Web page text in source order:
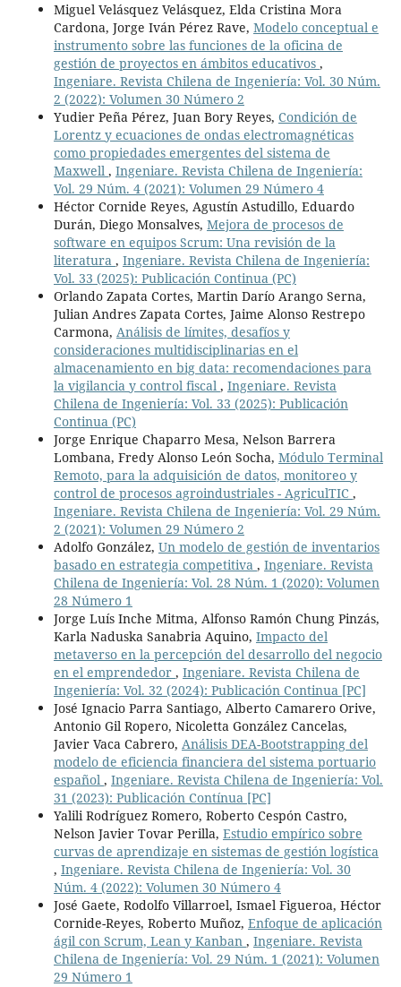
Miguel Velásquez Velásquez, Elda Cristina Mora
Cardona, Jorge Iván Pérez Rave, Modelo conceptual e
instrumento sobre las funciones de la oficina de
gestión de proyectos en ámbitos educativos ,
Ingeniare. Revista Chilena de Ingeniería: Vol. 30 Núm.
2 (2022): Volumen 30 Número 2
Yudier Peña Pérez, Juan Bory Reyes, Condición de
Lorentz y ecuaciones de ondas electromagnéticas
como propiedades emergentes del sistema de
Maxwell , Ingeniare. Revista Chilena de Ingeniería:
Vol. 29 Núm. 4 (2021): Volumen 29 Número 4
Héctor Cornide Reyes, Agustín Astudillo, Eduardo
Durán, Diego Monsalves, Mejora de procesos de
software en equipos Scrum: Una revisión de la
literatura , Ingeniare. Revista Chilena de Ingeniería:
Vol. 33 (2025): Publicación Continua (PC)
Orlando Zapata Cortes, Martin Darío Arango Serna,
Julian Andres Zapata Cortes, Jaime Alonso Restrepo
Carmona, Análisis de límites, desafíos y
consideraciones multidisciplinarias en el
almacenamiento en big data: recomendaciones para
la vigilancia y control fiscal , Ingeniare. Revista
Chilena de Ingeniería: Vol. 33 (2025): Publicación
Continua (PC)
Jorge Enrique Chaparro Mesa, Nelson Barrera
Lombana, Fredy Alonso León Socha, Módulo Terminal
Remoto, para la adquisición de datos, monitoreo y
control de procesos agroindustriales - AgriculTIC ,
Ingeniare. Revista Chilena de Ingeniería: Vol. 29 Núm.
2 (2021): Volumen 29 Número 2
Adolfo González, Un modelo de gestión de inventarios
basado en estrategia competitiva , Ingeniare. Revista
Chilena de Ingeniería: Vol. 28 Núm. 1 (2020): Volumen
28 Número 1
Jorge Luís Inche Mitma, Alfonso Ramón Chung Pinzás,
Karla Naduska Sanabria Aquino, Impacto del
metaverso en la percepción del desarrollo del negocio
en el emprendedor , Ingeniare. Revista Chilena de
Ingeniería: Vol. 32 (2024): Publicación Continua [PC]
José Ignacio Parra Santiago, Alberto Camarero Orive,
Antonio Gil Ropero, Nicoletta González Cancelas,
Javier Vaca Cabrero, Análisis DEA-Bootstrapping del
modelo de eficiencia financiera del sistema portuario
español , Ingeniare. Revista Chilena de Ingeniería: Vol.
31 (2023): Publicación Contínua [PC]
Yalili Rodríguez Romero, Roberto Cespón Castro,
Nelson Javier Tovar Perilla, Estudio empírico sobre
curvas de aprendizaje en sistemas de gestión logística
, Ingeniare. Revista Chilena de Ingeniería: Vol. 30
Núm. 4 (2022): Volumen 30 Número 4
José Gaete, Rodolfo Villarroel, Ismael Figueroa, Héctor
Cornide-Reyes, Roberto Muñoz, Enfoque de aplicación
ágil con Scrum, Lean y Kanban , Ingeniare. Revista
Chilena de Ingeniería: Vol. 29 Núm. 1 (2021): Volumen
29 Número 1